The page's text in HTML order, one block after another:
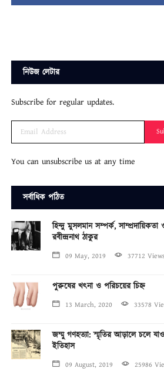
নিউজ লেটার
Subscribe for regular updates.
You can unsubscribe us at any time
সর্বাধিক পঠিত
হিন্দু মুসলমান সম্পর্ক, সাম্প্রদায়িকতা
রবীন্দ্রনাথ ঠাকুর
09 May, 2019 37712 Views
পুরুষের খৎনা ও পরিচয়ের চিহ্ন
13 March, 2020 33578
জম্মু গণহত্যা: স্মৃতির আড়ালে চলে
ইতিহাস
09 August, 2019 25986